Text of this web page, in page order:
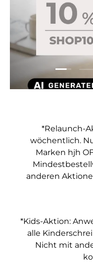
Folie
*Relaunch-
wöchentlich.
Marken hjh
anderen
*Kids-Aktion:
alle
Nicht mit